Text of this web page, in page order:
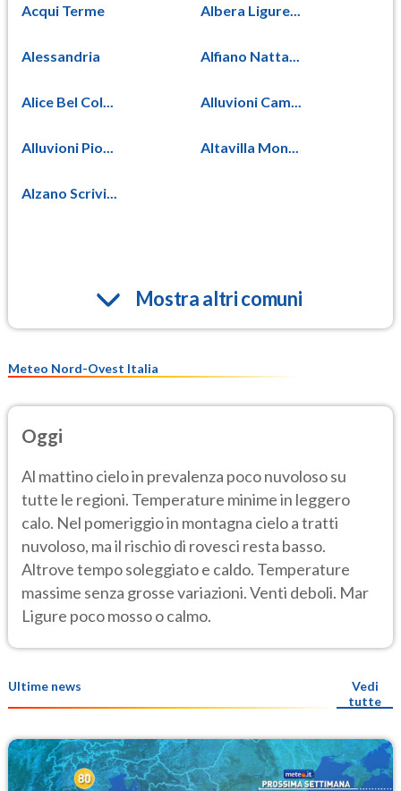
Acqui Terme Albera Ligure...
Alessandria Alfiano Natta...
Alice Bel Col... Alluvioni Cam...
Alluvioni Pio... Altavilla Mon...
Alzano Scrivi...
Mostra altri comuni
Meteo Nord-Ovest Italia
Oggi
Al mattino cielo in prevalenza poco nuvoloso su
tutte le regioni. Temperature minime in leggero
calo. Nel pomeriggio in montagna cielo a tratti
nuvoloso, ma il rischio di rovesci resta basso.
Altrove tempo soleggiato e caldo. Temperature
massime senza grosse variazioni. Venti deboli. Mar
Ligure poco mosso o calmo.
Ultime news
Vedi
tutte